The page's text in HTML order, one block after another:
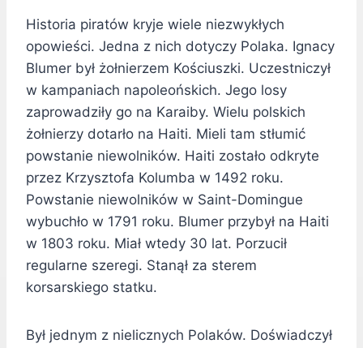
Historia piratów kryje wiele niezwykłych
opowieści. Jedna z nich dotyczy Polaka. Ignacy
Blumer był żołnierzem Kościuszki. Uczestniczył
w kampaniach napoleońskich. Jego losy
zaprowadziły go na Karaiby. Wielu polskich
żołnierzy dotarło na Haiti. Mieli tam stłumić
powstanie niewolników. Haiti zostało odkryte
przez Krzysztofa Kolumba w 1492 roku.
Powstanie niewolników w Saint-Domingue
wybuchło w 1791 roku. Blumer przybył na Haiti
w 1803 roku. Miał wtedy 30 lat. Porzucił
regularne szeregi. Stanął za sterem
korsarskiego statku.
Był jednym z nielicznych Polaków. Doświadczył